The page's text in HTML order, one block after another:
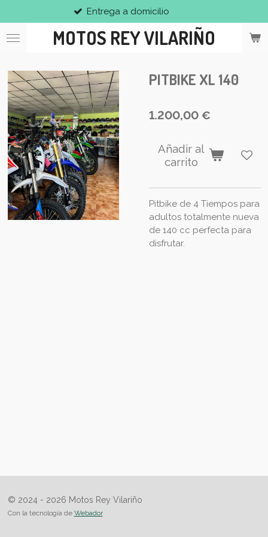
al
contenido
MOTOS REY VILARIÑO
Entrega a domicilio
PITBIKE XL 140
1.200,00 €
Añadir al
carrito
Pitbike de 4 Tiempos para
adultos totalmente nueva
de 140 cc perfecta para
disfrutar.
© 2024 - 2026 Motos Rey Vilariño
Con la tecnología de Webador